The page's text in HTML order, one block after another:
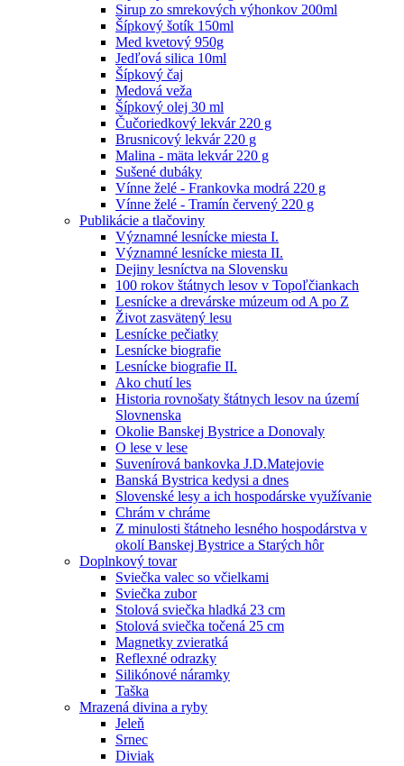
Sirup zo smrekových výhonkov 200ml
Šípkový šotík 150ml
Med kvetový 950g
Jedľová silica 10ml
Šípkový čaj
Medová veža
Šípkový olej 30 ml
Čučoriedkový lekvár 220 g
Brusnicový lekvár 220 g
Malina - mäta lekvár 220 g
Sušené dubáky
Vínne želé - Frankovka modrá 220 g
Vínne želé - Tramín červený 220 g
Publikácie a tlačoviny
Významné lesnícke miesta I.
Významné lesnícke miesta II.
Dejiny lesníctva na Slovensku
100 rokov štátnych lesov v Topoľčiankach
Lesnícke a drevárske múzeum od A po Z
Život zasvätený lesu
Lesnícke pečiatky
Lesnícke biografie
Lesnícke biografie II.
Ako chutí les
Historia rovnošaty štátnych lesov na území
Slovnenska
Okolie Banskej Bystrice a Donovaly
O lese v lese
Suvenírová bankovka J.D.Matejovie
Banská Bystrica kedysi a dnes
Slovenské lesy a ich hospodárske využívanie
Chrám v chráme
Z minulosti štátneho lesného hospodárstva v
okolí Banskej Bystrice a Starých hôr
Doplnkový tovar
Sviečka valec so včielkami
Sviečka zubor
Stolová sviečka hladká 23 cm
Stolová sviečka točená 25 cm
Magnetky zvieratká
Reflexné odrazky
Silikónové náramky
Taška
Mrazená divina a ryby
Jeleň
Srnec
Diviak